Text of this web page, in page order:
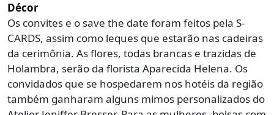
Décor
Os convites e o save the date foram feitos pela S-
CARDS, assim como leques que estarão nas cadeiras
da cerimônia. As flores, todas brancas e trazidas de
Holambra, serão da florista Aparecida Helena. Os
convidados que se hospedarem nos hotéis da região
também ganharam alguns mimos personalizados do